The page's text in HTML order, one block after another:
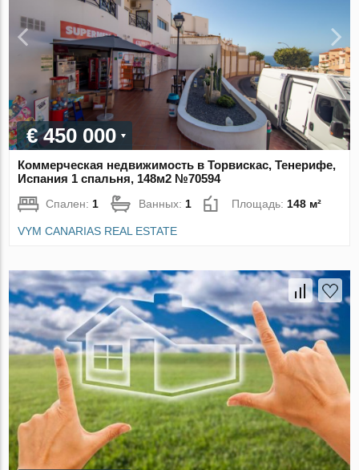
€ 450 000
Коммерческая недвижимость в Торвискас, Тенерифе,
Испания 1 спальня, 148м2 №70594
Спален: 1 Ванных: 1 Площадь: 148 м²
VYM CANARIAS REAL ESTATE